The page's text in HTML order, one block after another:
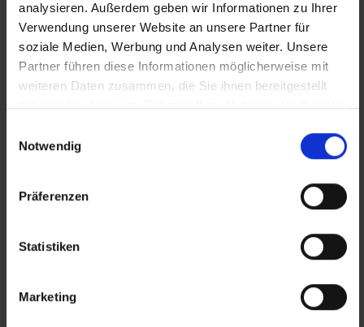
analysieren. Außerdem geben wir Informationen zu Ihrer
Verwendung unserer Website an unsere Partner für
soziale Medien, Werbung und Analysen weiter. Unsere
Partner führen diese Informationen möglicherweise mit
weiteren Daten zusammen, die Sie ihnen bereitgestellt
haben oder die sie im Rahmen Ihrer Nutzung der Dienste
Notwendig
Präferenzen
Statistiken
Marketing